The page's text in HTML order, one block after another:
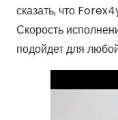
сказать, что
Скорость
подойдет для